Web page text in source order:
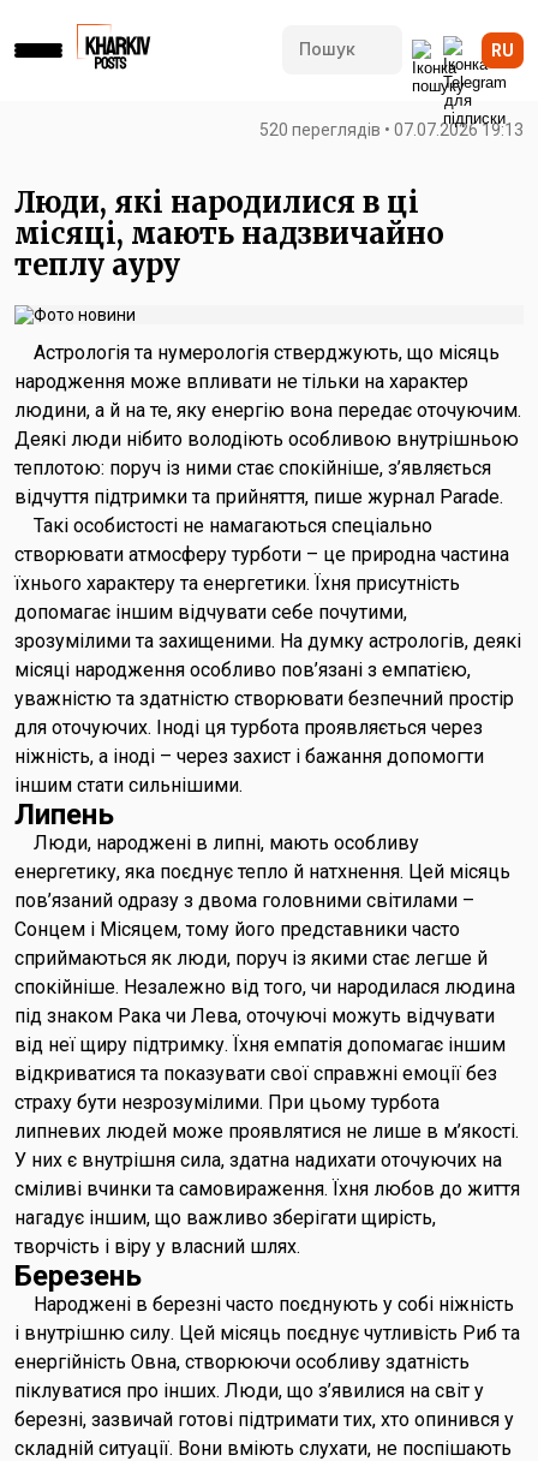
RU
520 переглядів • 07.07.2026 19:13
Люди, які народилися в ці
місяці, мають надзвичайно
теплу ауру
Астрологія та нумерологія стверджують, що місяць
народження може впливати не тільки на характер
людини, а й на те, яку енергію вона передає оточуючим.
Деякі люди нібито володіють особливою внутрішньою
теплотою: поруч із ними стає спокійніше, з’являється
відчуття підтримки та прийняття, пише журнал Parade.
Такі особистості не намагаються спеціально
створювати атмосферу турботи – це природна частина
їхнього характеру та енергетики. Їхня присутність
допомагає іншим відчувати себе почутими,
зрозумілими та захищеними. На думку астрологів, деякі
місяці народження особливо пов’язані з емпатією,
уважністю та здатністю створювати безпечний простір
для оточуючих. Іноді ця турбота проявляється через
ніжність, а іноді – через захист і бажання допомогти
іншим стати сильнішими.
Липень
Люди, народжені в липні, мають особливу
енергетику, яка поєднує тепло й натхнення. Цей місяць
пов’язаний одразу з двома головними світилами –
Сонцем і Місяцем, тому його представники часто
сприймаються як люди, поруч із якими стає легше й
спокійніше. Незалежно від того, чи народилася людина
під знаком Рака чи Лева, оточуючі можуть відчувати
від неї щиру підтримку. Їхня емпатія допомагає іншим
відкриватися та показувати свої справжні емоції без
страху бути незрозумілими. При цьому турбота
липневих людей може проявлятися не лише в м’якості.
У них є внутрішня сила, здатна надихати оточуючих на
сміливі вчинки та самовираження. Їхня любов до життя
нагадує іншим, що важливо зберігати щирість,
творчість і віру у власний шлях.
Березень
Народжені в березні часто поєднують у собі ніжність
і внутрішню силу. Цей місяць поєднує чутливість Риб та
енергійність Овна, створюючи особливу здатність
піклуватися про інших. Люди, що з’явилися на світ у
березні, зазвичай готові підтримати тих, хто опинився у
складній ситуації. Вони вміють слухати, не поспішають